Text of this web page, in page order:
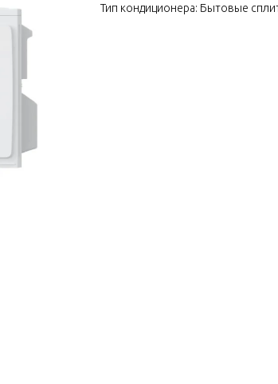
Тип кондиционера: Бытовые